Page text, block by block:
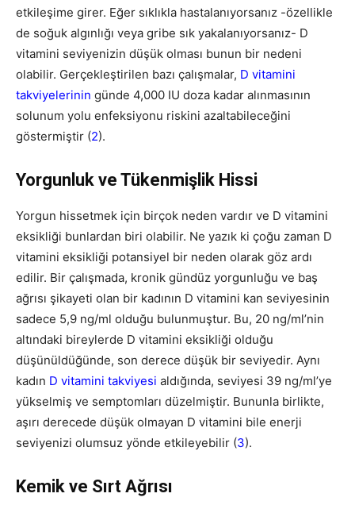
etkileşime girer. Eğer sıklıkla hastalanıyorsanız -özellikle
de soğuk algınlığı veya gribe sık yakalanıyorsanız- D
vitamini seviyenizin düşük olması bunun bir nedeni
olabilir. Gerçekleştirilen bazı çalışmalar, D vitamini
takviyelerinin günde 4,000 IU doza kadar alınmasının
solunum yolu enfeksiyonu riskini azaltabileceğini
göstermiştir (2).
Yorgunluk ve Tükenmişlik Hissi
Yorgun hissetmek için birçok neden vardır ve D vitamini
eksikliği bunlardan biri olabilir. Ne yazık ki çoğu zaman D
vitamini eksikliği potansiyel bir neden olarak göz ardı
edilir. Bir çalışmada, kronik gündüz yorgunluğu ve baş
ağrısı şikayeti olan bir kadının D vitamini kan seviyesinin
sadece 5,9 ng/ml olduğu bulunmuştur. Bu, 20 ng/ml’nin
altındaki bireylerde D vitamini eksikliği olduğu
düşünüldüğünde, son derece düşük bir seviyedir. Aynı
kadın D vitamini takviyesi aldığında, seviyesi 39 ng/ml’ye
yükselmiş ve semptomları düzelmiştir. Bununla birlikte,
aşırı derecede düşük olmayan D vitamini bile enerji
seviyenizi olumsuz yönde etkileyebilir (3).
Kemik ve Sırt Ağrısı